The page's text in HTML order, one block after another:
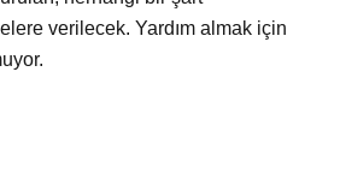
verilecek. Yardım almak için